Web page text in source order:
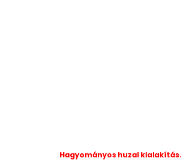
Hagyományos huzal kialakítás.